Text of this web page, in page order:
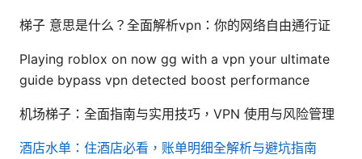
梯子 意思是什么？全面解析vpn：你的网络自由通行证
Playing roblox on now gg with a vpn your ultimate
guide bypass vpn detected boost performance
机场梯子：全面指南与实用技巧，VPN 使用与风险管理
酒店水单：住酒店必看，账单明细全解析与避坑指南